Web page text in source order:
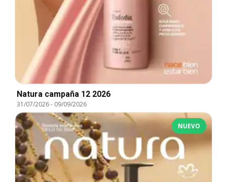
Natura campaña 12 2026
31/07/2026- 09/09/2026
NUEVO